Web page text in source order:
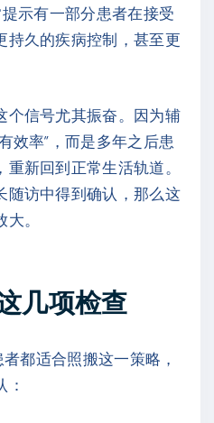
示有一部分患者在接受
持久的疾病控制，甚至更
个信号尤其振奋。因为辅
效率”，而是多年之后患
新回到正常生活轨道。
随访中得到确认，那么这
。
几项检查
都适合照搬这一策略，